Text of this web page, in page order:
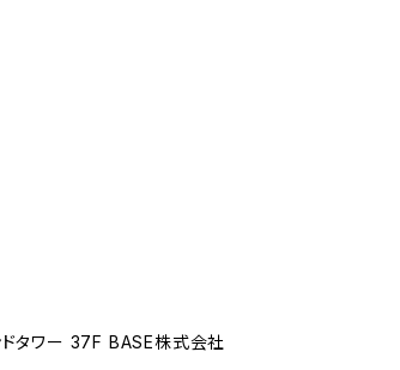
タワー 37F BASE株式会社